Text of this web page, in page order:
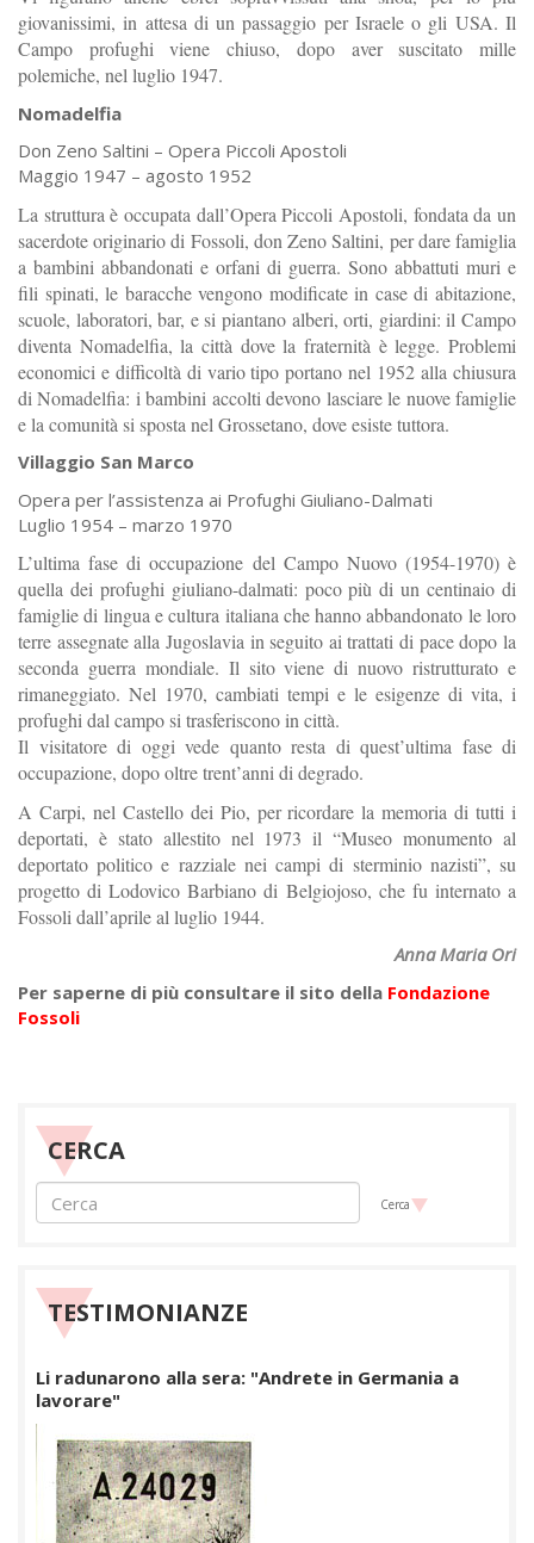
giovanissimi, in attesa di un passaggio per Israele o gli USA. Il
Campo profughi viene chiuso, dopo aver suscitato mille
polemiche, nel luglio 1947.
Nomadelfia
Don Zeno Saltini – Opera Piccoli Apostoli
Maggio 1947 – agosto 1952
La struttura è occupata dall’Opera Piccoli Apostoli, fondata da un
sacerdote originario di Fossoli, don Zeno Saltini, per dare famiglia
a bambini abbandonati e orfani di guerra. Sono abbattuti muri e
fili spinati, le baracche vengono modificate in case di abitazione,
scuole, laboratori, bar, e si piantano alberi, orti, giardini: il Campo
diventa Nomadelfia, la città dove la fraternità è legge. Problemi
economici e difficoltà di vario tipo portano nel 1952 alla chiusura
di Nomadelfia: i bambini accolti devono lasciare le nuove famiglie
e la comunità si sposta nel Grossetano, dove esiste tuttora.
Villaggio San Marco
Opera per l’assistenza ai Profughi Giuliano-Dalmati
Luglio 1954 – marzo 1970
L’ultima fase di occupazione del Campo Nuovo (1954-1970) è
quella dei profughi giuliano-dalmati: poco più di un centinaio di
famiglie di lingua e cultura italiana che hanno abbandonato le loro
terre assegnate alla Jugoslavia in seguito ai trattati di pace dopo la
seconda guerra mondiale. Il sito viene di nuovo ristrutturato e
rimaneggiato. Nel 1970, cambiati tempi e le esigenze di vita, i
profughi dal campo si trasferiscono in città.
Il visitatore di oggi vede quanto resta di quest’ultima fase di
occupazione, dopo oltre trent’anni di degrado.
A Carpi, nel Castello dei Pio, per ricordare la memoria di tutti i
deportati, è stato allestito nel 1973 il “Museo monumento al
deportato politico e razziale nei campi di sterminio nazisti”, su
progetto di Lodovico Barbiano di Belgiojoso, che fu internato a
Fossoli dall’aprile al luglio 1944.
Anna Maria Ori
Per saperne di più consultare il sito della Fondazione
Fossoli
CERCA
Cerca
TESTIMONIANZE
Li radunarono alla sera: "Andrete in Germania a
lavorare"